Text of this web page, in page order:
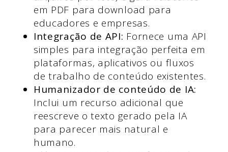
em PDF para download para
educadores e empresas.
Integração de API: Fornece uma API
simples para integração perfeita em
plataformas, aplicativos ou fluxos
de trabalho de conteúdo existentes.
Humanizador de conteúdo de IA:
Inclui um recurso adicional que
reescreve o texto gerado pela IA
para parecer mais natural e
humano.